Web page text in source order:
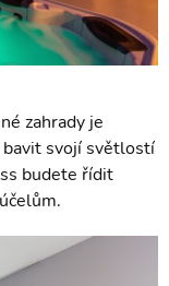
zahrady je
svojí světlostí
budete řídit